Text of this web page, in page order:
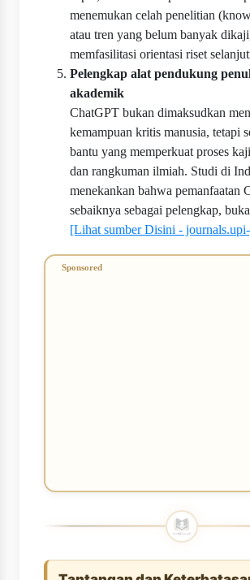
menemukan celah penelitian
atau tren yang belum banyak
memfasilitasi orientasi riset
Pelengkap alat pendukung
akademik
ChatGPT bukan dimaksudkan
kemampuan kritis manusia, tetapi
bantu yang memperkuat proses
dan rangkuman ilmiah. Studi di
menekankan bahwa pemanfaatan
sebaiknya sebagai pelengkap,
[Lihat sumber Disini -